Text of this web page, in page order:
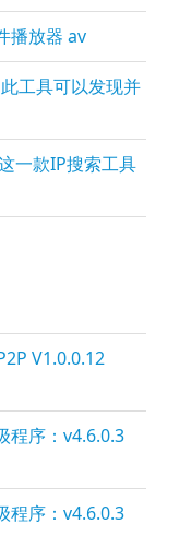
播放器 av
工具可以发现并
一款IP搜索工具
V1.0.0.12
程序：v4.6.0.3
程序：v4.6.0.3